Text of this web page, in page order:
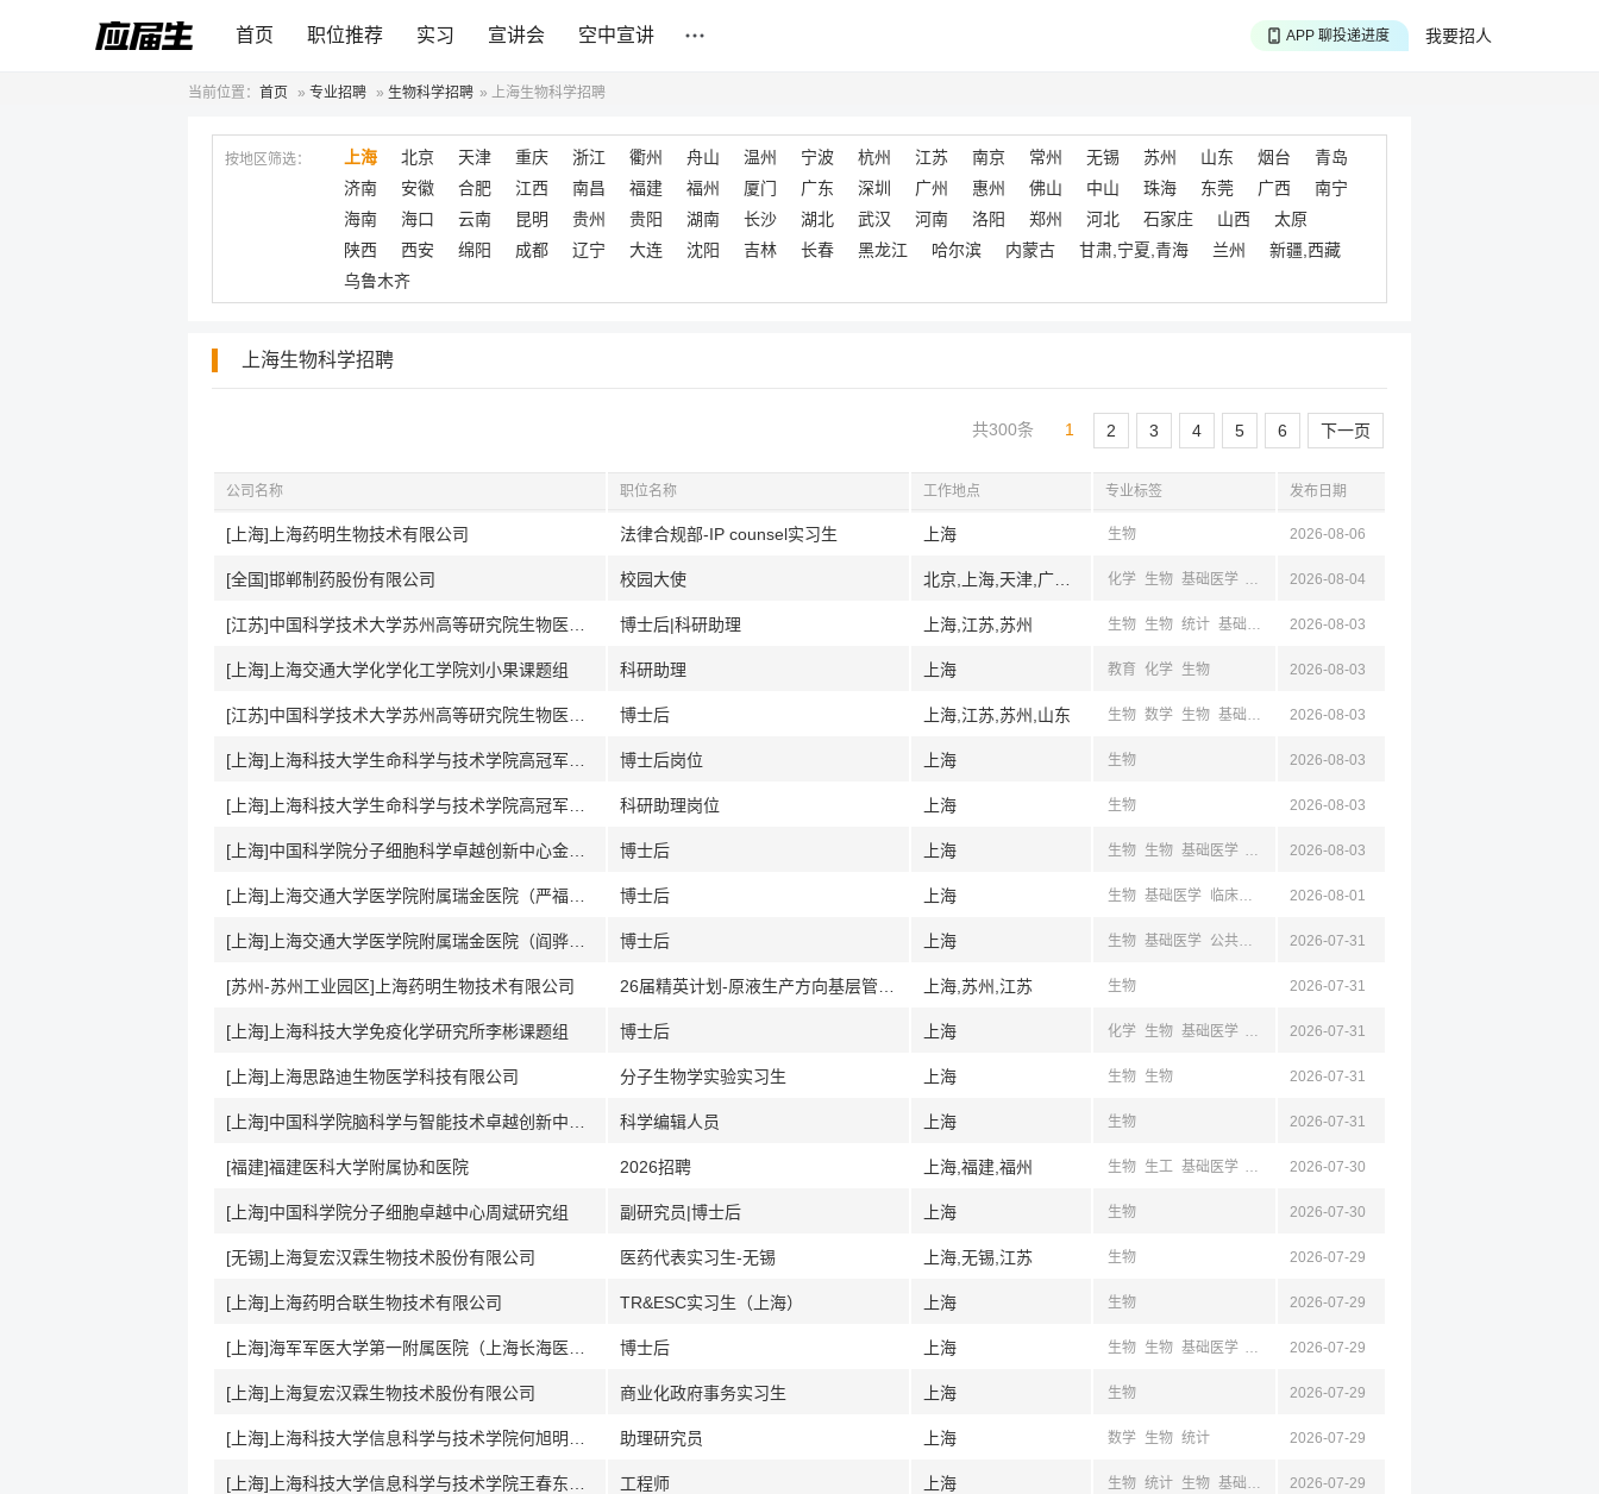
首页 职位推荐 实习 宣讲会 空中宣讲 我要招人
APP 聊投递进度
当前位置： 首页 » 专业招聘 » 生物科学招聘 » 上海生物科学招聘
按地区筛选： 上海 北京 天津 重庆 浙江 衢州 舟山 温州 宁波 杭州 江苏 南京 常州 无锡 苏州 山东 烟台
青岛
济南
安徽 合肥 江西 南昌 福建 福州 厦门 广东 深圳 广州 惠州 佛山 中山 珠海 东莞 广西
南宁
海南
海口 云南 昆明 贵州 贵阳 湖南 长沙 湖北 武汉 河南 洛阳 郑州 河北 石家庄 山西
太原
陕西
西安 绵阳 成都 辽宁 大连 沈阳 吉林 长春 黑龙江 哈尔滨 内蒙古 甘肃,宁夏,青海 兰州
新疆,西藏
乌鲁木齐
上海生物科学招聘
共300条 1 2 3 4 5 6 下一页
公司名称 职位名称 工作地点 专业标签 发布日期
[上海]上海药明生物技术有限公司 法律合规部-IP counsel实习生 上海 生物 2026-08-06
[全国]邯郸制药股份有限公司 校园大使 化学 生物 基础医学 药学 机械 电气
2026-08-04
博士后|科研助理 上海,江苏,苏州 生物 生物 统计 基础医学 临床医学 计算机
2026-08-03
[上海]上海交通大学化学化工学院刘小果课题组 科研助理 上海 教育 化学 生物 2026-08-03
博士后 上海,江苏,苏州,山东 生物 数学 生物 基础医学 临床医学 计算机
2026-08-03
博士后岗位 上海 生物 2026-08-03
科研助理岗位 上海 生物 2026-08-03
博士后 上海 生物 生物 基础医学 设计 2026-08-03
博士后 上海 生物 基础医学 临床医学 2026-08-01
博士后 上海 生物 基础医学 公共卫生与预防 临床医学
2026-07-31
[苏州-苏州工业园区]上海药明生物技术有限公司 上海,苏州,江苏 生物 2026-07-31
[上海]上海科技大学免疫化学研究所李彬课题组 博士后 上海 化学 生物 基础医学 临床医学2026-07-31
[上海]上海思路迪生物医学科技有限公司 分子生物学实验实习生 上海 生物 生物 2026-07-31
科学编辑人员 上海 生物 2026-07-31
[福建]福建医科大学附属协和医院 2026招聘 上海,福建,福州 生物 生工 基础医学 公共卫生与预防 临床医学
2026-07-30
[上海]中国科学院分子细胞卓越中心周斌研究组 副研究员|博士后 上海 生物 2026-07-30
[无锡]上海复宏汉霖生物技术股份有限公司 医药代表实习生-无锡 上海,无锡,江苏 生物 2026-07-29
[上海]上海药明合联生物技术有限公司 TR&ESC实习生（上海） 上海 生物 2026-07-29
博士后 上海 生物 生物 基础医学 公共卫生与预防 临床医学
2026-07-29
[上海]上海复宏汉霖生物技术股份有限公司 商业化政府事务实习生 上海 生物 2026-07-29
助理研究员 上海 数学 生物 统计 2026-07-29
工程师 上海 生物 统计 生物 基础医学 2026-07-29